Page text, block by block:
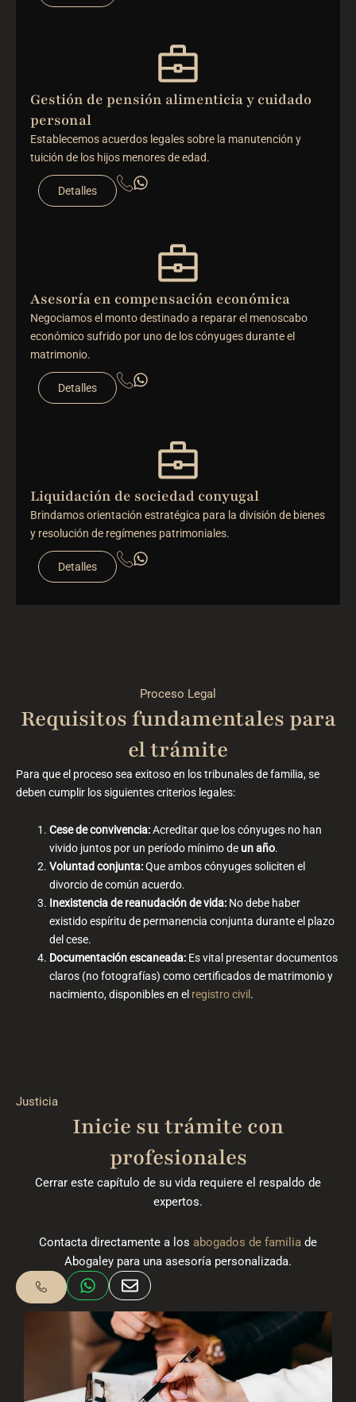
Gestión de pensión alimenticia y cuidado
personal
Establecemos acuerdos legales sobre la manutención y
tuición de los hijos menores de edad.
Detalles
Asesoría en compensación económica
Negociamos el monto destinado a reparar el menoscabo
económico sufrido por uno de los cónyuges durante el
matrimonio.
Detalles
Liquidación de sociedad conyugal
Brindamos orientación estratégica para la división de bienes
y resolución de regímenes patrimoniales.
Detalles
Proceso Legal
Requisitos fundamentales para
el trámite
Para que el proceso sea exitoso en los tribunales de familia, se
deben cumplir los siguientes criterios legales:
Cese de convivencia:Acreditar que los cónyuges no han
vivido juntos por un período mínimo de un año.
Voluntad conjunta:Que ambos cónyuges soliciten el
divorcio de común acuerdo.
Inexistencia de reanudación de vida: No debe haber
existido espíritu de permanencia conjunta durante el plazo
del cese.
Documentación escaneada: Es vital presentar documentos
claros (no fotografías) como certificados de matrimonio y
nacimiento, disponibles en el registro civil .
Justicia
Inicie su trámite con
profesionales
Cerrar este capítulo de su vida requiere el respaldo de
expertos.
Contacta directamente a los abogados de familia de
Abogaley para una asesoría personalizada.